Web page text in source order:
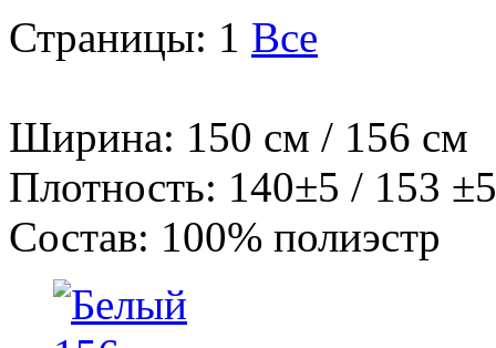
Страницы: 1 Все
Ширина: 150 см / 156
Плотность: 140±5 / 153
Состав: 100% полиэстр